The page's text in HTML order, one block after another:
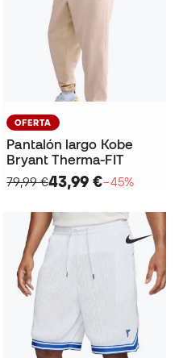
OFERTA
Pantalón largo Kobe
Bryant Therma-FIT
79,99 €43,99 €−45%